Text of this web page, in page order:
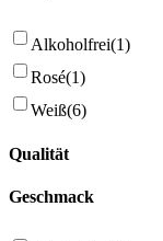
Alkoholfrei(1)
Rosé(1)
Weiß(6)
Qualität
Geschmack